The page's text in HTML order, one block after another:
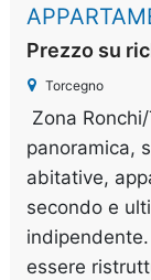
Prezzo su
Torcegno
Zona
panoramica,
abitative,
secondo e
indipendente.
essere